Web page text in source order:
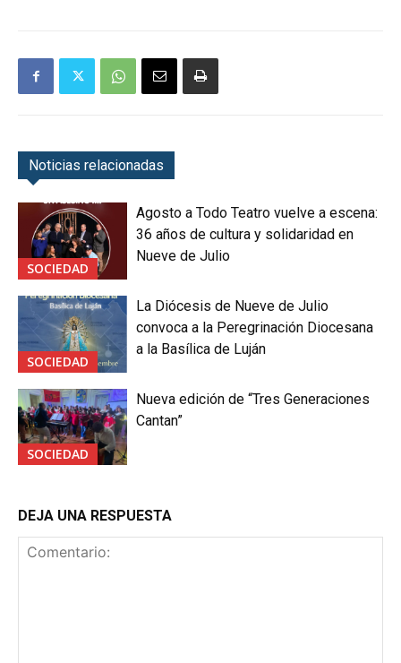
Noticias relacionadas
SOCIEDAD
Agosto a Todo Teatro vuelve a escena:
36 años de cultura y solidaridad en
Nueve de Julio
SOCIEDAD
La Diócesis de Nueve de Julio
convoca a la Peregrinación Diocesana
a la Basílica de Luján
SOCIEDAD
Nueva edición de “Tres Generaciones
Cantan”
DEJA UNA RESPUESTA